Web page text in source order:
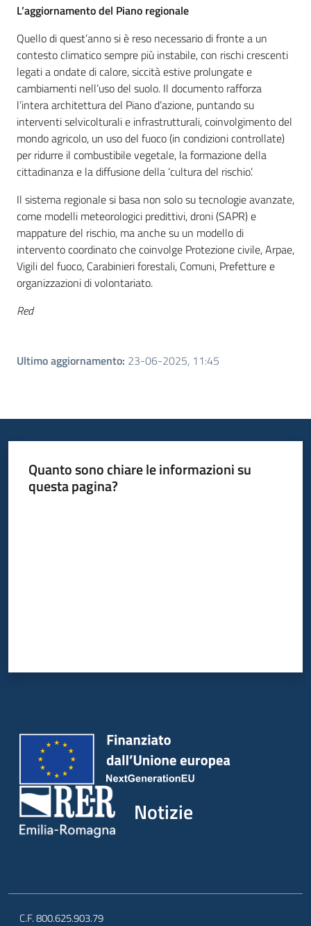
L’aggiornamento del Piano regionale
Quello di quest’anno si è reso necessario di fronte a un
contesto climatico sempre più instabile, con rischi crescenti
legati a ondate di calore, siccità estive prolungate e
cambiamenti nell’uso del suolo. Il documento rafforza
l’intera architettura del Piano d’azione, puntando su
interventi selvicolturali e infrastrutturali, coinvolgimento del
mondo agricolo, un uso del fuoco (in condizioni controllate)
per ridurre il combustibile vegetale, la formazione della
cittadinanza e la diffusione della ‘cultura del rischio’.
Il sistema regionale si basa non solo su tecnologie avanzate,
come modelli meteorologici predittivi, droni (SAPR) e
mappature del rischio, ma anche su un modello di
intervento coordinato che coinvolge Protezione civile, Arpae,
Vigili del fuoco, Carabinieri forestali, Comuni, Prefetture e
organizzazioni di volontariato.
Red
Ultimo aggiornamento: 23-06-2025, 11:45
Quanto sono chiare le informazioni su
questa pagina?
Notizie
C.F. 800.625.903.79